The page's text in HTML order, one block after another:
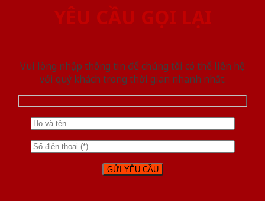
YÊU CẦU GỌI LẠI
Vui lòng nhập thông tin để chúng tôi có thể liên hệ
với quý khách trong thời gian nhanh nhất.